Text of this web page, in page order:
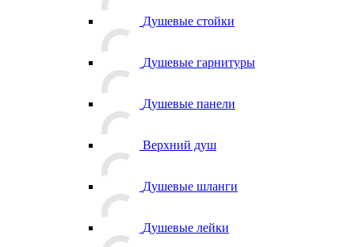
Душевые стойки
Душевые гарнитуры
Душевые панели
Верхний душ
Душевые шланги
Душевые лейки